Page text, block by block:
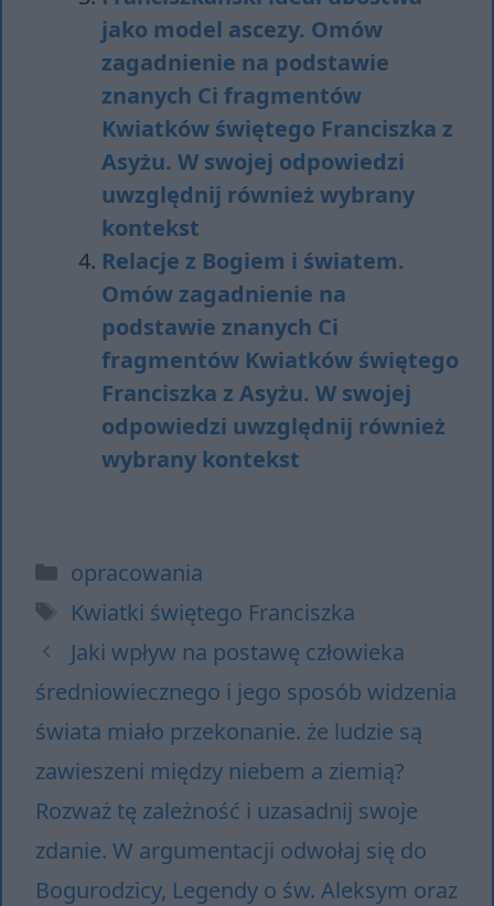
jako model ascezy. Omów
zagadnienie na podstawie
znanych Ci fragmentów
Kwiatków świętego Franciszka z
Asyżu. W swojej odpowiedzi
uwzględnij również wybrany
kontekst
Relacje z Bogiem i światem.
Omów zagadnienie na
podstawie znanych Ci
fragmentów Kwiatków świętego
Franciszka z Asyżu. W swojej
odpowiedzi uwzględnij również
wybrany kontekst
Kategorie
opracowania
Tagi
Kwiatki świętego Franciszka
Jaki wpływ na postawę człowieka
średniowiecznego i jego sposób widzenia
świata miało przekonanie. że ludzie są
zawieszeni między niebem a ziemią?
Rozważ tę zależność i uzasadnij swoje
zdanie. W argumentacji odwołaj się do
Bogurodzicy, Legendy o św. Aleksym oraz